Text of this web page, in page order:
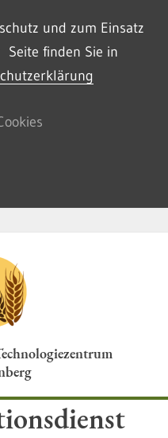
und zum Einsatz
Seite finden Sie in